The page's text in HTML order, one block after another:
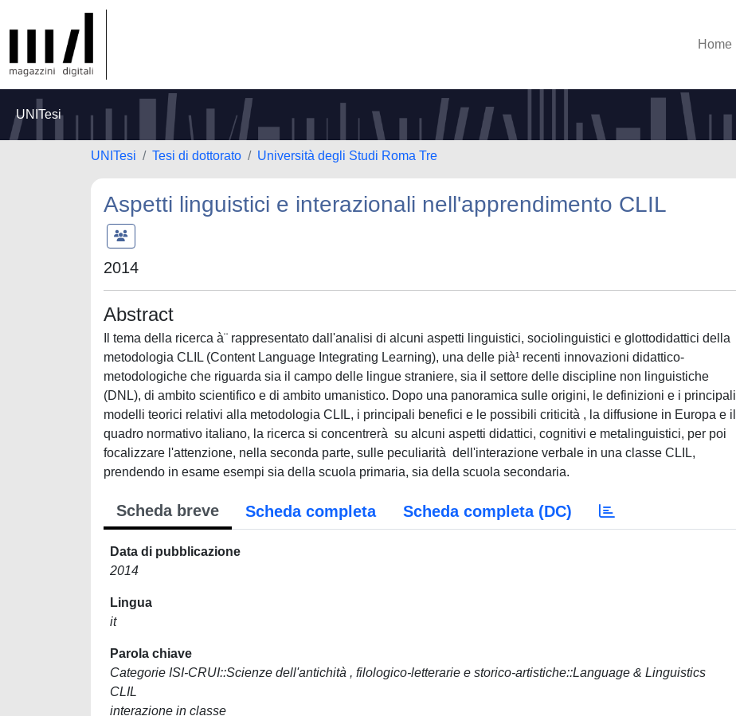
Home
UNITesi
UNITesi Tesi di dottorato Università degli Studi Roma Tre
Aspetti linguistici e interazionali nell'apprendimento CLIL
2014
Abstract
Il tema della ricerca à¨ rappresentato dall'analisi di alcuni aspetti linguistici, sociolinguistici e glottodidattici della
metodologia CLIL (Content Language Integrating Learning), una delle pià¹ recenti innovazioni didattico-
metodologiche che riguarda sia il campo delle lingue straniere, sia il settore delle discipline non linguistiche
(DNL), di ambito scientifico e di ambito umanistico. Dopo una panoramica sulle origini, le definizioni e i principali
modelli teorici relativi alla metodologia CLIL, i principali benefici e le possibili criticità , la diffusione in Europa e il
quadro normativo italiano, la ricerca si concentrerà su alcuni aspetti didattici, cognitivi e metalinguistici, per poi
focalizzare l'attenzione, nella seconda parte, sulle peculiarità dell'interazione verbale in una classe CLIL,
prendendo in esame esempi sia della scuola primaria, sia della scuola secondaria.
Scheda breve Scheda completa Scheda completa (DC)
Data di pubblicazione
2014
Lingua
it
Parola chiave
Categorie ISI-CRUI::Scienze dell'antichità , filologico-letterarie e storico-artistiche::Language & Linguistics
CLIL
interazione in classe